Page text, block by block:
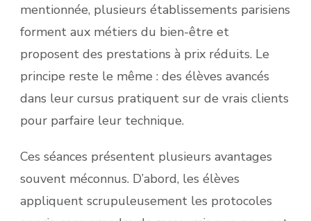
mentionnée, plusieurs établissements parisiens
forment aux métiers du bien-être et
proposent des prestations à prix réduits. Le
principe reste le même : des élèves avancés
dans leur cursus pratiquent sur de vrais clients
pour parfaire leur technique.
Ces séances présentent plusieurs avantages
souvent méconnus. D’abord, les élèves
appliquent scrupuleusement les protocoles